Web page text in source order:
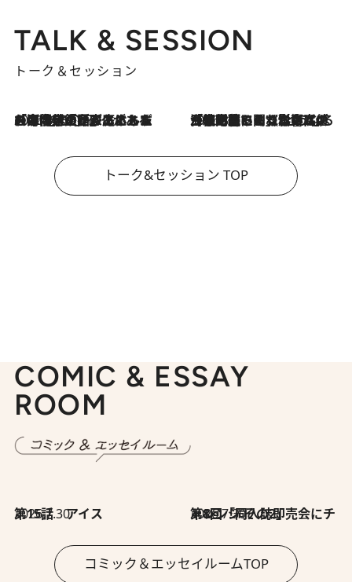
TALK & SESSION
トーク＆セッション
2026.8.3
「今後値上げがあるとすれば…」「リスクがあるのは今年の冬」エネルギー専門家が語る、ホルムズ海峡封鎖が家庭にもたらす“ある心配” 2026.8.3
「住宅建てられない…」「サーチャージ料の高値が続いている」ホルムズ海峡封鎖による影響はいつまで続く？《エネルギー専門家に聞く“どうなる日本の暮らし”》
トーク&セッション TOP
COMIC & ESSAY
ROOM
2026.7.30
第15話 アイス 2026.7.30
第8回「同人誌即売会にチャレンジ その2」
コミック＆エッセイルームTOP